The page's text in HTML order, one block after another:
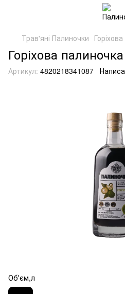
Трав'яні Палиночки
Горіхова палиночка
Артикул: 4820218341087
Обʼєм,л